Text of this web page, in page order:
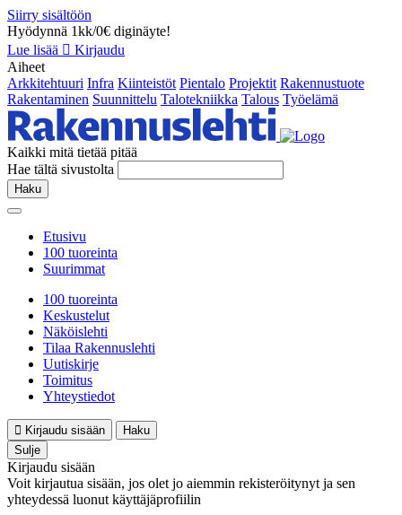
Siirry sisältöön
Hyödynnä 1kk/0€ diginäyte!
Lue lisää
Kirjaudu
Aiheet
Arkkitehtuuri Infra Kiinteistöt Pientalo Projektit Rakennustuote
Rakentaminen Suunnittelu Talotekniikka Talous Työelämä
Kaikki mitä tietää pitää
Hae tältä sivustolta
Haku
Etusivu
100 tuoreinta
Suurimmat
100 tuoreinta
Keskustelut
Näköislehti
Tilaa Rakennuslehti
Uutiskirje
Toimitus
Yhteystiedot
Kirjaudu sisään
Haku
Sulje
Kirjaudu sisään
Voit kirjautua sisään, jos olet jo aiemmin rekisteröitynyt ja sen
yhteydessä luonut käyttäjäprofiilin